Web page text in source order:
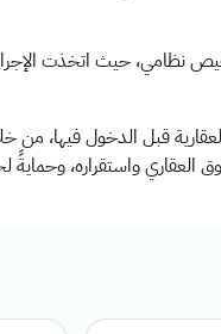
نظامي، حيث اتخذت
قبل الدخول فيها، من
العقاري واستقراره، وحمايةً